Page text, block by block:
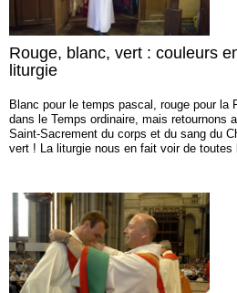
Rouge, blanc, vert : couleurs
liturgie
Blanc pour le temps pascal, rouge pour la
dans le Temps ordinaire, mais retournons
Saint-Sacrement du corps et du sang du
vert ! La liturgie nous en fait voir de toutes